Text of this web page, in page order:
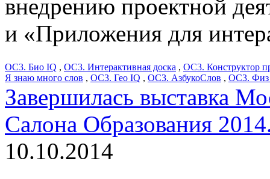
внедрению проектной
и «Приложения для
ОС3. Био IQ , ОС3. Интерактивная доска , ОС3. Конструктор
Я знаю много слов , ОС3. Гео IQ , ОС3. АзбукоСлов , ОС3. Физ
Завершилась выставка
Салона Образования
10.10.2014